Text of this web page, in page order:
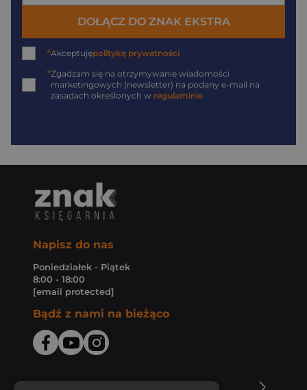
DOŁĄCZ DO ZNAK EKSTRA
*Akceptujępolitykę prywatności
*Zgadzam się na otrzymywanie wiadomości
marketingowych (newsletter) na podany e-mail na
zasadach określonych w regulaminie.
Napisz do nas
Poniedziałek - Piątek
8:00 - 18:00
[email protected]
Bądź z nami na bieżąco